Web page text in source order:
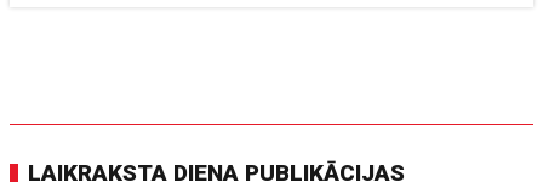
LAIKRAKSTA DIENA PUBLIKĀCIJAS